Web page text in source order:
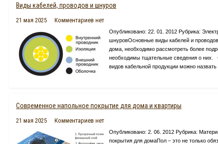
Виды кабелей, проводов и шнуров
21 мая 2025 Комментариев нет
Опубликовано: 22. 01. 2012 Рубрика:
шнуровОсновные виды кабелей и
дома, необходимо рассмотреть более
необходимы тщательные сведения о них.
видов кабельной продукции можно
Современное напольное покрытие для дома и квартиры
21 мая 2025 Комментариев нет
Опубликовано: 2. 06. 2012 Рубрика:
покрытия для домаПол – это не только